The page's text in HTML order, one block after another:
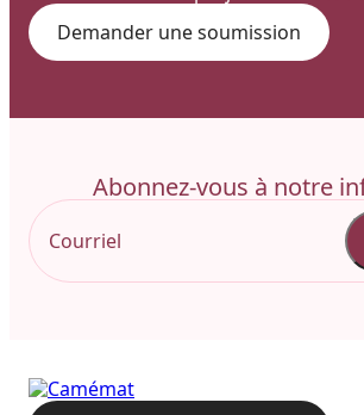
Demander une soumission
Abonnez-vous à notre